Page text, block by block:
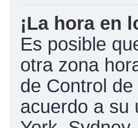
¡La hora en
Es posible
otra zona
de Control
acuerdo a su